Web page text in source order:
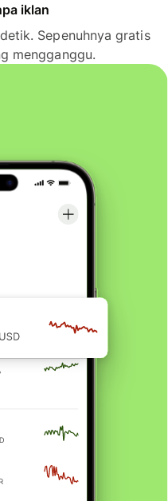
iklan
Sepenuhnya gratis
mengganggu.